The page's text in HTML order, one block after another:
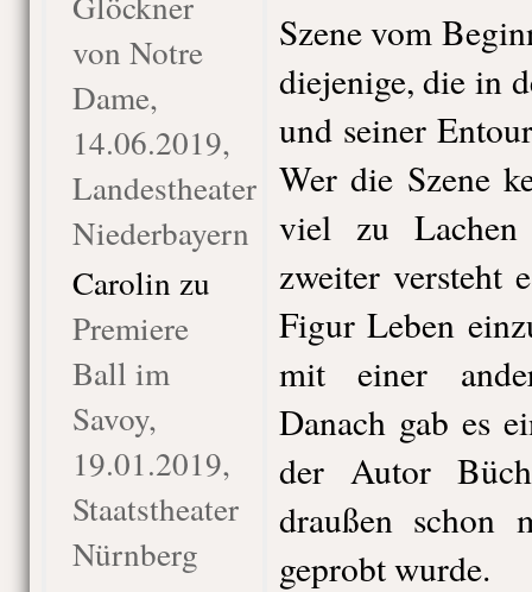
von Notre
Dame,
14.06.2019,
Landestheater
Niederbayern
Carolin zu
Premiere
Ball im
Savoy,
19.01.2019,
Staatstheater
Nürnberg
Szene vom
diejenige, die in
und seiner
Wer die Szene
viel zu
zweiter versteht
Figur Leben
mit einer
Danach gab es
der Autor
draußen schon
geprobt wurde.